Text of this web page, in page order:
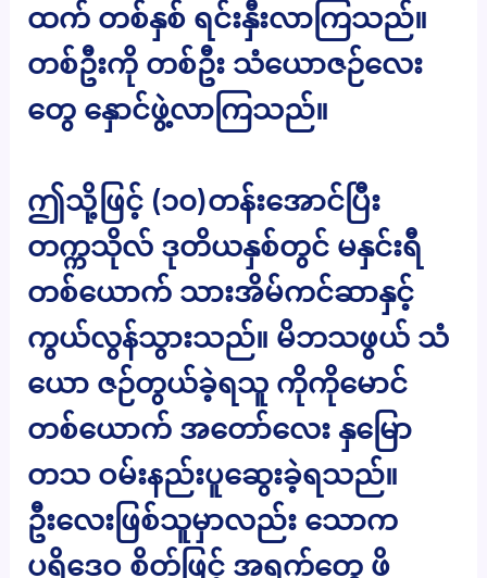
ထက် တစ်နှစ် ရင်းနှီးလာကြသည်။
တစ်ဦးကို တစ်ဦး သံယောဇဉ်လေး
တွေ နှောင်ဖွဲ့လာကြသည်။
ဤသို့ဖြင့် (၁၀)တန်းအောင်ပြီး
တက္ကသိုလ် ဒုတိယနှစ်တွင် မနှင်းရီ
တစ်ယောက် သားအိမ်ကင်ဆာနှင့်
ကွယ်လွန်သွားသည်။ မိဘသဖွယ် သံ
ယော ဇဉ်တွယ်ခဲ့ရသူ ကိုကိုမောင်
တစ်ယောက် အတော်လေး နှမြော
တသ ဝမ်းနည်းပူဆွေးခဲ့ရသည်။
ဦးလေးဖြစ်သူမှာလည်း သောက
ပရိဒေဝ စိတ်ဖြင့် အရက်တွေ ဖိ